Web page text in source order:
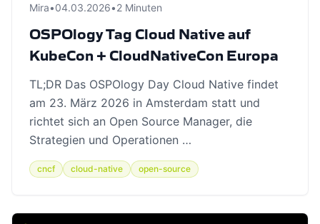
Mira•04.03.2026•2 Minuten
OSPOlogy Tag Cloud Native auf
KubeCon + CloudNativeCon Europa
TL;DR Das OSPOlogy Day Cloud Native findet
am 23. März 2026 in Amsterdam statt und
richtet sich an Open Source Manager, die
Strategien und Operationen …
cncf cloud-native open-source